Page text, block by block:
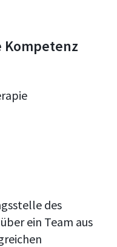
des
ein Team aus